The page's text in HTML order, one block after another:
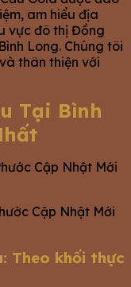
am hiểu địa
vực đô thị Đồng
Long. Chúng tôi
thân thiện với
Tại Bình
Cập Nhật Mới
Theo khối thực